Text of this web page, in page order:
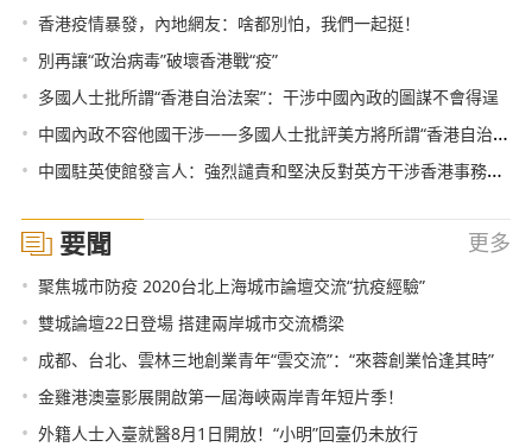
• 香港疫情暴發，內地網友：啥都別怕，我們一起挺！
• 別再讓“政治病毒”破壞香港戰“疫”
• 多國人士批所謂“香港自治法案”：干涉中國內政的圖謀不會得逞
• 中國內政不容他國干涉——多國人士批評美方將所謂“香港自治法案”簽署成法
• 中國駐英使館發言人：強烈譴責和堅決反對英方干涉香港事務和中國內政
要聞 更多
• 聚焦城市防疫 2020台北上海城市論壇交流“抗疫經驗”
• 雙城論壇22日登場 搭建兩岸城市交流橋梁
• 成都、台北、雲林三地創業青年“雲交流”：“來蓉創業恰逢其時”
• 金雞港澳臺影展開啟第一屆海峽兩岸青年短片季！
• 外籍人士入臺就醫8月1日開放！“小明”回臺仍未放行